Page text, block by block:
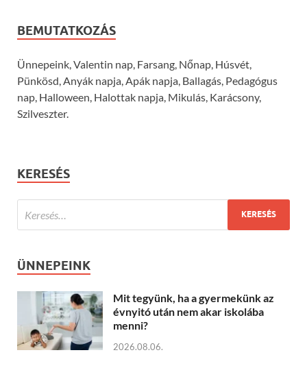
BEMUTATKOZÁS
Ünnepeink, Valentin nap, Farsang, Nőnap, Húsvét,
Pünkösd, Anyák napja, Apák napja, Ballagás, Pedagógus
nap, Halloween, Halottak napja, Mikulás, Karácsony,
Szilveszter.
KERESÉS
ÜNNEPEINK
Mit tegyünk, ha a gyermekünk az
évnyitó után nem akar iskolába
menni?
2026.08.06.